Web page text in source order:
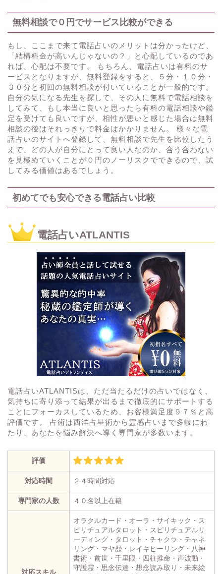
無料相談で０円でサービス比較ができる
もし、ここまで来て電話占いのメリットは分かったけど、
「結構料金が高いんじゃないの？」と心配しているのであ
れば、心配は不要です。 もちろん、電話占いは有料のサ
ービスとなりますが、無料登録をすると、５分・１０分・
３０分と初回の無料相談が付いていることが一般的です。
自分の気になる先生を探して、その人に無料で電話相談を
してみて、もし本当に良いと思ったら有料の電話相談や鑑
定を受けても良いですが、相性が悪いと感じた場合は無料
相談の後はそれっきりで料金はかかりません。 様々な電
話占いのサイトへ登録して、無料相談で先生を比較したう
えで、どの人が自分にとって良い人なのか、合う合わない
を見極めていくことが０円のノーリスクでできるので、試
してみる価値はあるでしょう。
初めてでも安心できる電話占い比較
電話占いATLANTIS
電話占いATLANTISは、ただ当たるだけの占いではなく、
気持ちに寄り添って結果が出るまで徹底的にサポートする
ことにフォーカスしているため、お客様満足度９７％と高
評価です。 占術は西洋占星術から霊感占いまで多岐にわ
たり、あなたを悩み解決へ導く専門家が多数います。
評価
対応時間 ２４時間対応
専門家の人数 ４０名以上在籍
対応スキル
オラクルカード・オーラ・サイキック・ス
ピリチュアルタロット・スピリチュアルリ
ーディング・タロット・チャクラ・チャネ
リング・マヤ歴・レイキヒーリング・八神
書術・前世・千里眼・四柱推命・声波動・
守護霊・思念伝達・想念読み取り・未来絵